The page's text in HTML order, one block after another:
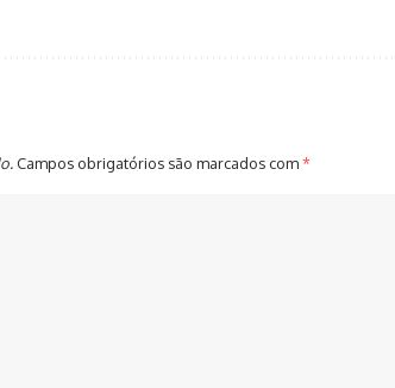
Campos obrigatórios são marcados com*